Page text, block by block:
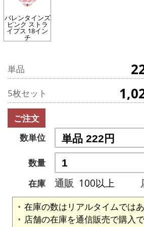
バレンタインズ
ピンク ストラ
イプス 18イン
チ
単品
5枚セット
ご注文
数単位
数量
在庫
通販 100以上
在庫の数はリアルタイムではあ
店舗の在庫を通信販売で購入で